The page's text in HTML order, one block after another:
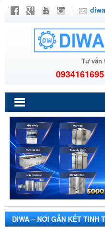
Tư vấn
DIWA – NƠI GẮN KẾT TINH